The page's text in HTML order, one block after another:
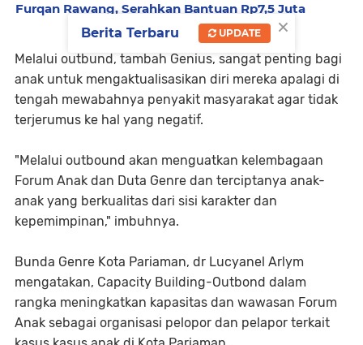
Furqan Rawang, Serahkan Bantuan Rp7,5 Juta
Melalui outbund, tambah Genius, sangat penting bagi
anak untuk mengaktualisasikan diri mereka apalagi di
tengah mewabahnya penyakit masyarakat agar tidak
terjerumus ke hal yang negatif.
"Melalui outbound akan menguatkan kelembagaan
Forum Anak dan Duta Genre dan terciptanya anak-
anak yang berkualitas dari sisi karakter dan
kepemimpinan," imbuhnya.
Bunda Genre Kota Pariaman, dr Lucyanel Arlym
mengatakan, Capacity Building-Outbond dalam
rangka meningkatkan kapasitas dan wawasan Forum
Anak sebagai organisasi pelopor dan pelapor terkait
×
Berita Terbaru UPDATE